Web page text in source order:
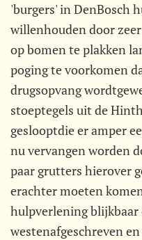
'burgers' in DenBosch
willenhouden door
op bomen te plakken
poging te voorkomen
drugsopvang
stoeptegels uit de
geslooptdie er amper
nu vervangen worden
paar grutters hierover
erachter moeten
hulpverlening
westenafgeschreven